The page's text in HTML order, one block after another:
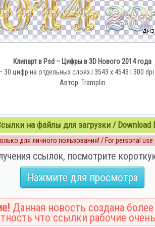
Клипарт в Psd – Цифры в 3D Нового 2014 года
30 цифр на отдельных слоях | 3543 x 4543 | 300 dpi
Автор: Tramplin
на файлы для загрузки / Download
для личного пользования! / For personal use
ссылок, посмотрите
Нажмите для просмотра
Данная новость создана
что ссылки рабочие